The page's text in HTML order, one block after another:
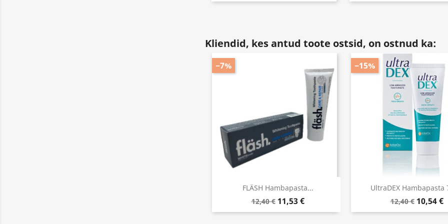
Kliendid, kes antud toote ostsid, on ostnud ka:
FLÄSH Hambapasta...
12,40 € 11,53 €
−7%
UltraDEX Hambapasta
12,40 € 10,54 €
−15%